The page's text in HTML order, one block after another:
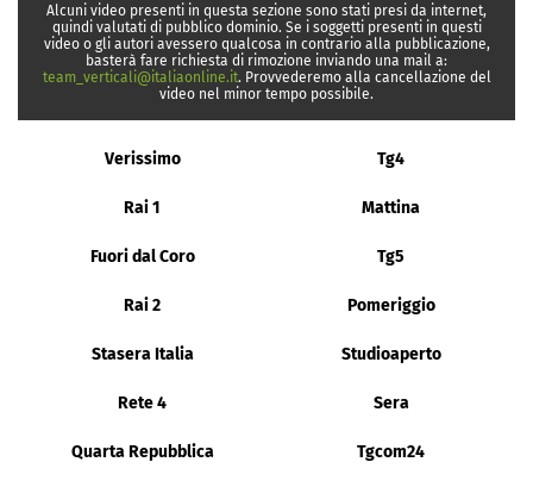
Alcuni video presenti in questa sezione sono stati presi da internet,
quindi valutati di pubblico dominio. Se i soggetti presenti in questi
video o gli autori avessero qualcosa in contrario alla pubblicazione,
basterà fare richiesta di rimozione inviando una mail a:
team_verticali@italiaonline.it. Provvederemo alla cancellazione del
video nel minor tempo possibile.
Verissimo Tg4
Rai 1 Mattina
Fuori dal Coro Tg5
Rai 2 Pomeriggio
Stasera Italia Studioaperto
Rete 4 Sera
Quarta Repubblica Tgcom24